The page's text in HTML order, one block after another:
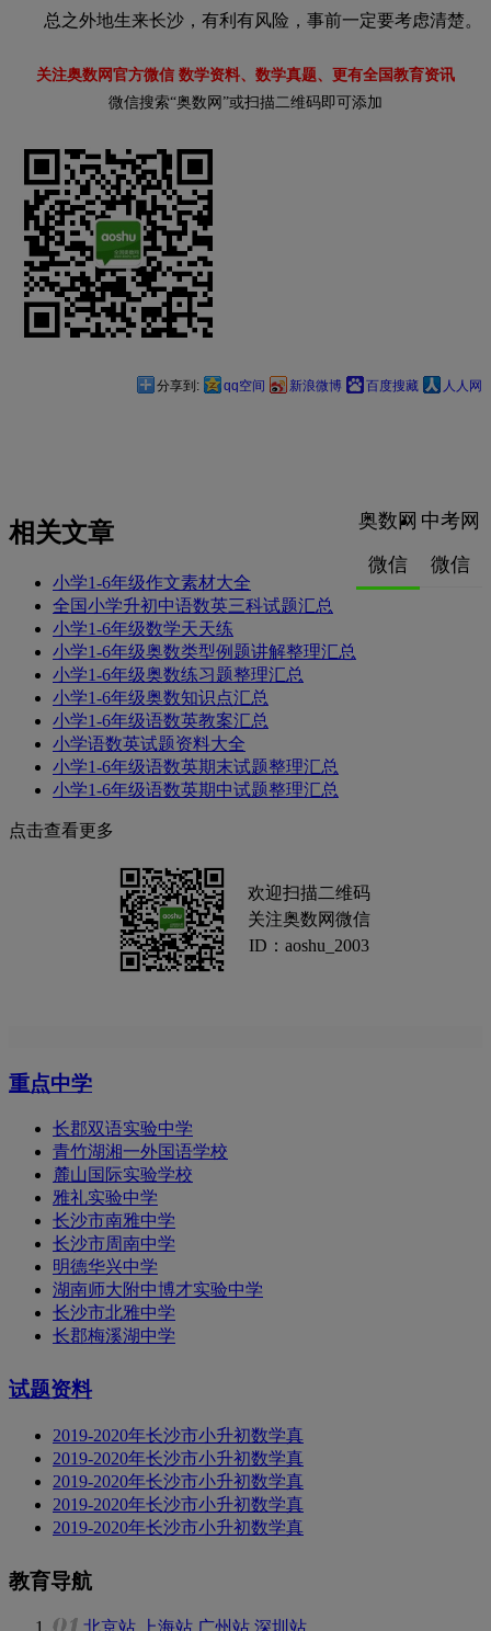
总之外地生来长沙，有利有风险，事前一定要考虑清楚。
关注奥数网官方微信 数学资料、数学真题、更有全国教育资讯
微信搜索“奥数网”或扫描二维码即可添加
分享到: qq空间 新浪微博 百度搜藏 人人网
相关文章
小学1-6年级作文素材大全
全国小学升初中语数英三科试题汇总
小学1-6年级数学天天练
小学1-6年级奥数类型例题讲解整理汇总
小学1-6年级奥数练习题整理汇总
小学1-6年级奥数知识点汇总
小学1-6年级语数英教案汇总
小学语数英试题资料大全
小学1-6年级语数英期末试题整理汇总
小学1-6年级语数英期中试题整理汇总
点击查看更多
奥数网
微信
中考网
微信
欢迎扫描二维码
关注奥数网微信
ID：aoshu_2003
重点中学
长郡双语实验中学
青竹湖湘一外国语学校
麓山国际实验学校
雅礼实验中学
长沙市南雅中学
长沙市周南中学
明德华兴中学
湖南师大附中博才实验中学
长沙市北雅中学
长郡梅溪湖中学
试题资料
2019-2020年长沙市小升初数学真
2019-2020年长沙市小升初数学真
2019-2020年长沙市小升初数学真
2019-2020年长沙市小升初数学真
2019-2020年长沙市小升初数学真
教育导航
北京站 上海站 广州站 深圳站